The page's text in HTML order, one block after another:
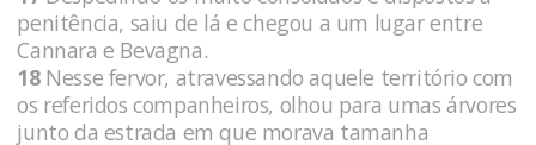
penitência, saiu de lá e chegou a um lugar entre
Cannara e Bevagna.
18 Nesse fervor, atravessando aquele território com
os referidos companheiros, olhou para umas árvores
junto da estrada em que morava tamanha